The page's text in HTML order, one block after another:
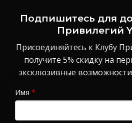
Подпишитесь для
Привилегий
Присоединяйтесь к Клубу
получите 5% скидку на
эксклюзивные
Имя *